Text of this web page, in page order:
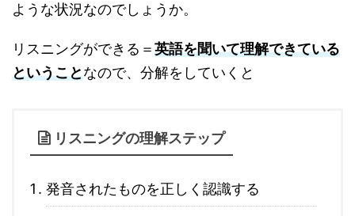
ような状況なのでしょうか。
リスニングができる＝英語を聞いて理解できている
ということなので、分解をしていくと
リスニングの理解ステップ
発音されたものを正しく認識する